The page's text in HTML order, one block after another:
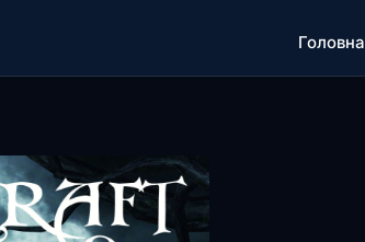
Головна